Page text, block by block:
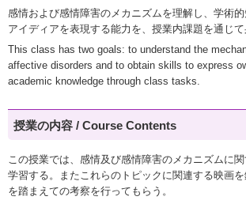
感情および感情障害のメカニズムを理解し、学術
アイディアを表現する能力を、授業内課題を通じて
This class has two goals: to understand the
affective disorders and to obtain skills to express
academic knowledge through class tasks.
授業の内容 / Course Contents
この授業では、感情及び感情障害のメカニズムに
学習する。またこれらのトピックに関連する映画
を踏まえての考察を行ってもらう。